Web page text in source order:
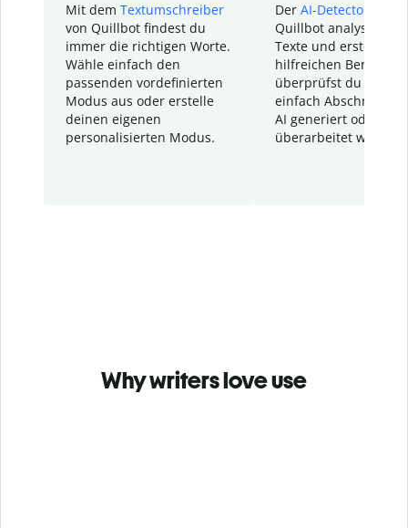
Mit dem Textumschreiber
von Quillbot findest du
immer die richtigen Worte.
Wähle einfach den
passenden vordefinierten
Modus aus oder erstelle
deinen eigenen
personalisierten Modus.
Der AI-Detector
Quillbot analysiert
Texte und erstellt
hilfreichen Bericht.
überprüfst du
einfach Abschnitte,
AI generiert oder
überarbeitet wurden.
Why writers love use